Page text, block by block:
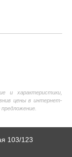
и характеристики,
цены в интернет-
103/123